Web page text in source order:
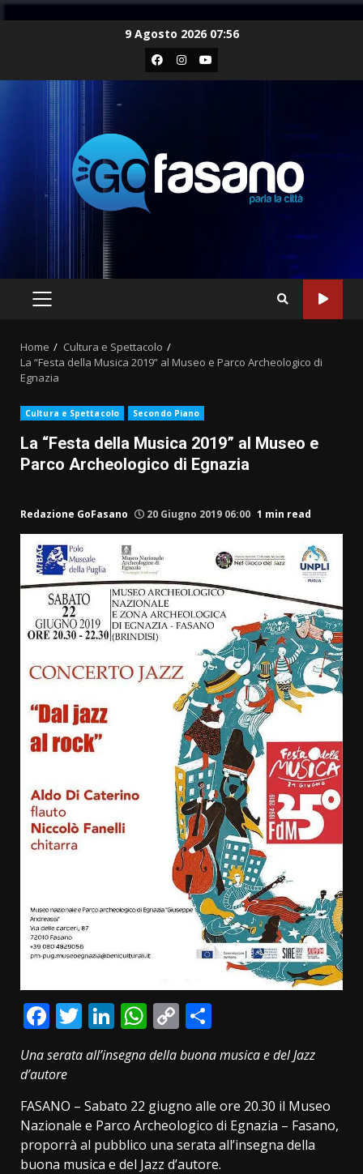
9 Agosto 2026 07:56
Facebook
Instagram
Youtube
PRIMARY
Home
Cultura e Spettacolo
La “Festa della Musica 2019” al Museo e Parco Archeologico di
Egnazia
Cultura e Spettacolo Secondo Piano
La “Festa della Musica 2019” al Museo e
Parco Archeologico di Egnazia
Redazione GoFasano 20 Giugno 2019 06:00 1 min read
Facebook
Twitter
LinkedIn
WhatsApp
Copy
Link
Una serata all’insegna della buona musica e del Jazz
d’autore
FASANO – Sabato 22 giugno alle ore 20.30 il Museo
Nazionale e Parco Archeologico di Egnazia – Fasano,
proporrà al pubblico una serata all’insegna della
buona musica e del Jazz d’autore.